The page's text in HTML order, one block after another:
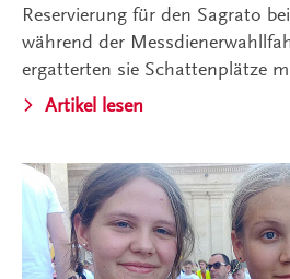
Reservierung für den Sagrato
während der
ergatterten sie Schattenplätze
Artikel lesen